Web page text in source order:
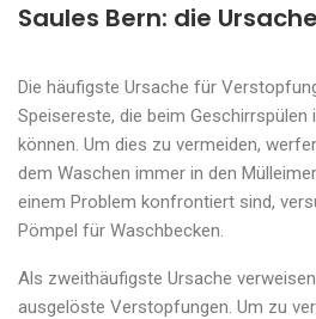
Saules Bern: die
Die häufigste Ursache für
Speisereste, die beim Geschirrspülen
können. Um dies zu vermeiden,
dem Waschen immer in den
einem Problem konfrontiert sind,
Pömpel für Waschbecken.
Als zweithäufigste Ursache
ausgelöste Verstopfungen. Um zu